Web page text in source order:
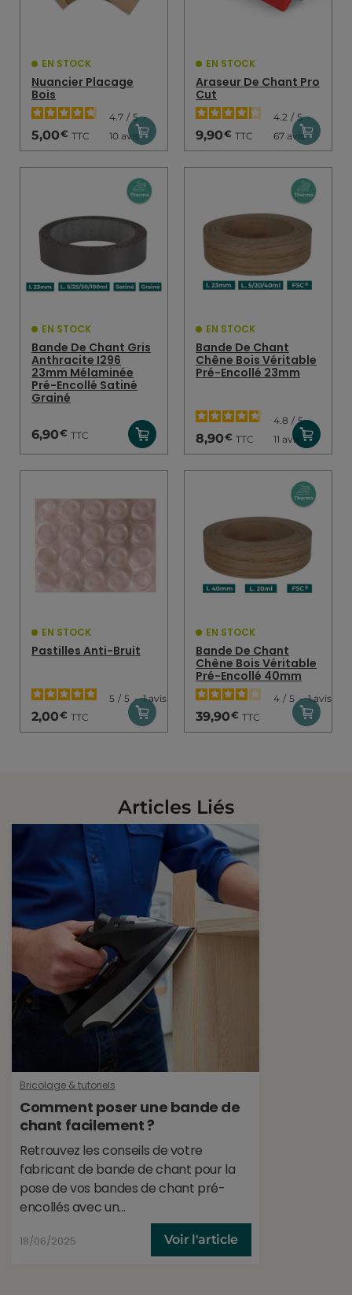
EN STOCK
Nuancier Placage
Bois
4.7 / 5-
10avis
5,00€ TTC
EN STOCK
Araseur De Chant Pro
Cut
4.2 / 5-
67avis
9,90€ TTC
EN STOCK
Bande De Chant Gris
Anthracite I296
23mm Mélaminée
Pré-Encollé Satiné
Grainé
6,90€ TTC
EN STOCK
Bande De Chant
Chêne Bois Véritable
Pré-Encollé 23mm
4.8 / 5-
11avis
8,90€ TTC
EN STOCK
Pastilles Anti-Bruit
5 / 5 - 1avis
2,00€ TTC
EN STOCK
Bande De Chant
Chêne Bois Véritable
Pré-Encollé 40mm
4 / 5- 1avis
39,90€ TTC
Articles Liés
Bricolage & tutoriels
Comment poser une bande de
chant facilement ?
Retrouvez les conseils de votre
fabricant de bande de chant pour la
pose de vos bandes de chant pré-
encollés avec un...
18/06/2025 Voir l'article